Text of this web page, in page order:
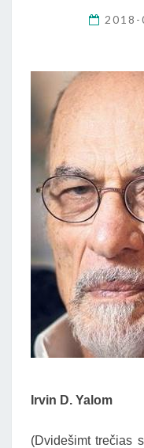
2018-
Irvin D. Yalom
(Dvidešimt trečias